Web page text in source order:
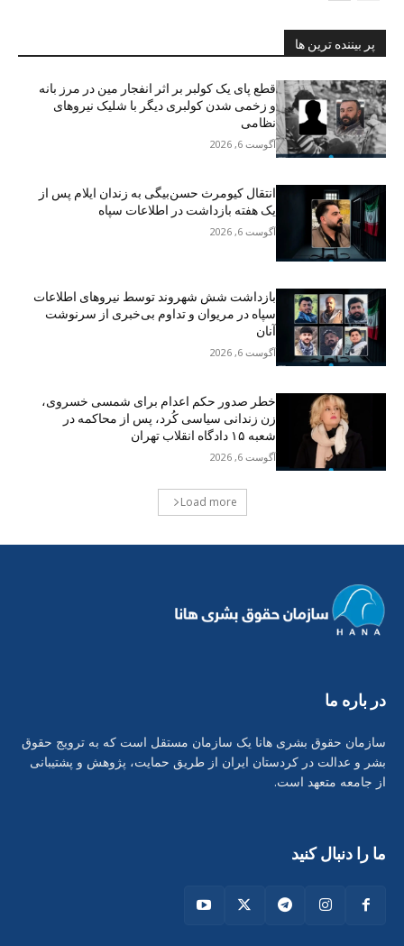
پر بیننده ترین ها
قطع پای یک کولبر بر اثر انفجار مین در مرز بانه
و زخمی شدن کولبری دیگر با شلیک نیروهای
نظامی
آگوست 6, 2026
انتقال کیومرث حسن‌بیگی به زندان ایلام پس از
یک هفته بازداشت در اطلاعات سپاه
آگوست 6, 2026
بازداشت شش شهروند توسط نیروهای اطلاعات
سپاە در مریوان و تداوم بی‌خبری از سرنوشت
آنان
آگوست 6, 2026
خطر صدور حکم اعدام برای شمسی خسروی،
زن زندانی سیاسی کُرد، پس از محاکمه در
شعبه ۱۵ دادگاه انقلاب تهران
آگوست 6, 2026
Load more
ما را دنبال کنید
در بارە ما
سازمان حقوق بشری هانا یک سازمان مستقل است که به ترویج حقوق
بشر و عدالت در کردستان ایران از طریق حمایت، پژوهش و پشتیبانی
از جامعه متعهد است.